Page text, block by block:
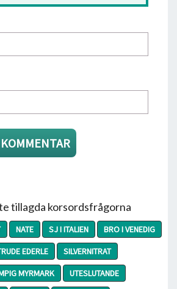
tillagda korsordsfrågorna
NATE SJ I ITALIEN
BRO I VENEDIG
EDERLE
SILVERNITRAT
MYRMARK
UTESLUTANDE